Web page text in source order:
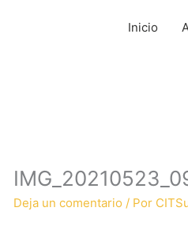
Inicio
Deja un comentario / Por